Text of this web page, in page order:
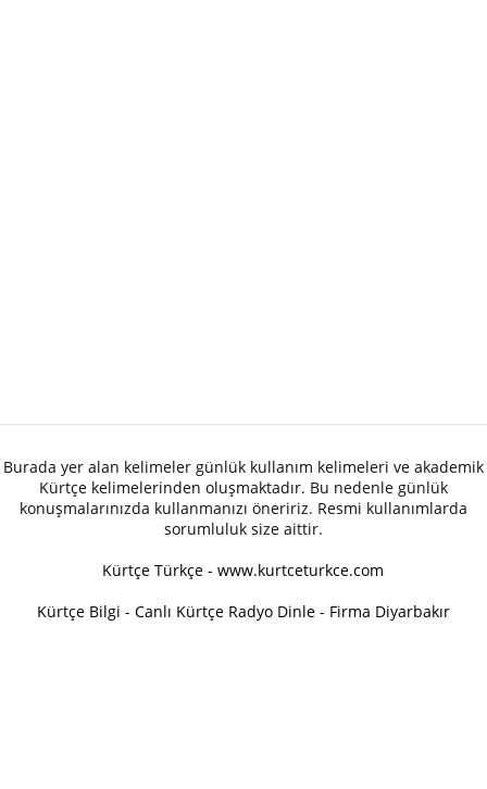
Burada yer alan kelimeler günlük kullanım kelimeleri ve akademik
Kürtçe kelimelerinden oluşmaktadır. Bu nedenle günlük
konuşmalarınızda kullanmanızı öneririz. Resmi kullanımlarda
sorumluluk size aittir.
Kürtçe Türkçe - www.kurtceturkce.com
Kürtçe Bilgi - Canlı Kürtçe Radyo Dinle - Firma Diyarbakır